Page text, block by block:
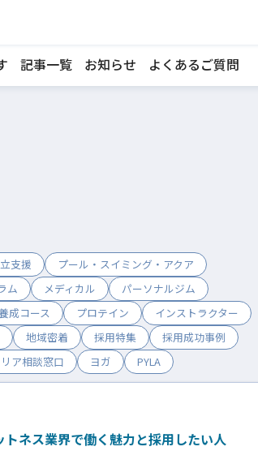
記事一覧 お知らせ よくあるご質問
支援
プール・スイミング・アクア
ム メディカル
パーソナルジム
成コース プロテイン
インストラクター
地域密着 採用特集
採用成功事例
ア相談窓口 ヨガ PYLA
ネス業界で働く魅力と採用したい人